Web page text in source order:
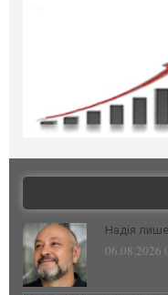
Надія лише
06.08.2026